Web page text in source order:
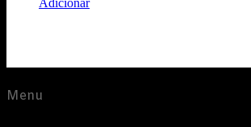
Adicionar
Menu